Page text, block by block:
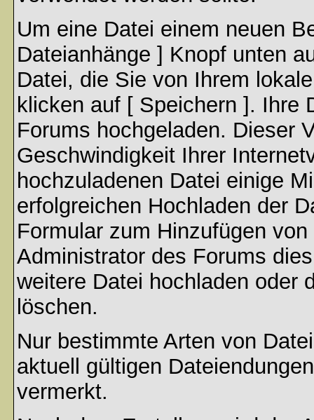
Um eine Datei einem neuen
Dateianhänge ] Knopf unten
Datei, die Sie von Ihrem
klicken auf [ Speichern ]. Ihre
Forums hochgeladen. Dieser
Geschwindigkeit Ihrer
hochzuladenen Datei einige
erfolgreichen Hochladen der
Formular zum Hinzufügen
Administrator des Forums
weitere Datei hochladen oder
löschen.
Nur bestimmte Arten von
aktuell gültigen
vermerkt.